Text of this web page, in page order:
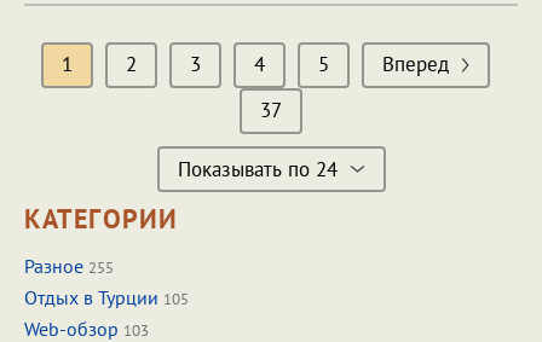
1 2 3 4 5
Вперед
37
Показывать по 24
КАТЕГОРИИ
Разное 255
Отдых в Турции 105
Web-обзор 103